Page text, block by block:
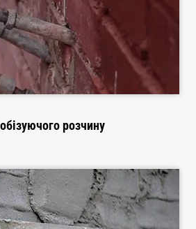
розчину